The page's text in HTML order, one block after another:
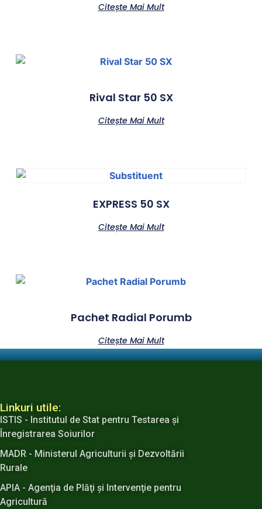
Citește Mai Mult
Rival Star 50 SX
Citește Mai Mult
EXPRESS 50 SX
Citește Mai Mult
Pachet Radial Porumb
Citește Mai Mult
Linkuri utile:
ISTIS - Institutul de Stat pentru Testarea şi
Înregistrarea Soiurilor
MADR - Ministerul Agriculturii şi Dezvoltării
Rurale
APIA - Agenţia de Plăţi şi Intervenţie pentru
Agricultură